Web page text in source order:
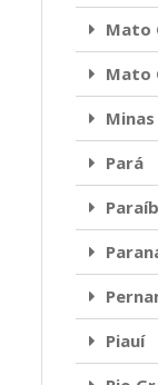
Mato
Mato
Pará
Piauí